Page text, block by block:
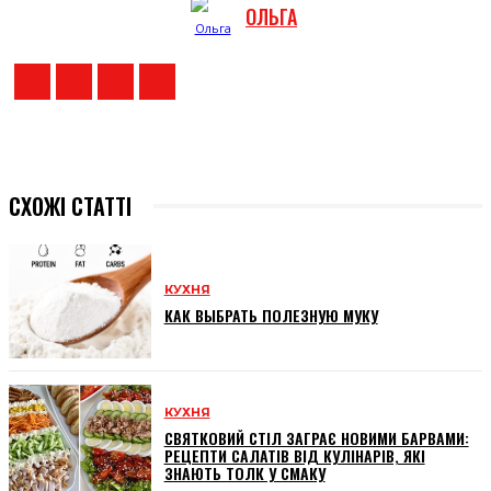
ОЛЬГА
СХОЖІ СТАТТІ
КУХНЯ
КАК ВЫБРАТЬ ПОЛЕЗНУЮ МУКУ
КУХНЯ
СВЯТКОВИЙ СТІЛ ЗАГРАЄ НОВИМИ БАРВАМИ:
РЕЦЕПТИ САЛАТІВ ВІД КУЛІНАРІВ, ЯКІ
ЗНАЮТЬ ТОЛК У СМАКУ